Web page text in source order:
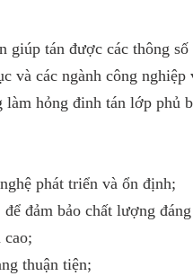
tán được các thông
các ngành công nghiệp
hỏng đinh tán lớp phủ
phát triển và ổn định;
đảm bảo chất lượng
thuận tiện;